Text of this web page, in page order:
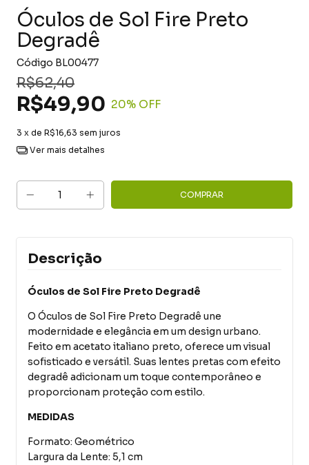
Óculos de Sol Fire Preto
Degradê
Código BL00477
R$62,40
R$49,90 20% OFF
3 x de R$16,63 sem juros
Ver mais detalhes
Descrição
Óculos de Sol Fire Preto Degradê
O Óculos de Sol Fire Preto Degradê une
modernidade e elegância em um design urbano.
Feito em acetato italiano preto, oferece um visual
sofisticado e versátil. Suas lentes pretas com efeito
degradê adicionam um toque contemporâneo e
proporcionam proteção com estilo.
MEDIDAS
Formato: Geométrico
Largura da Lente: 5,1 cm